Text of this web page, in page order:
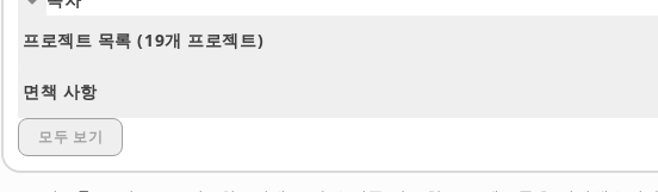
프로젝트 목록 (19개 프로젝트)
면책 사항
모두 보기